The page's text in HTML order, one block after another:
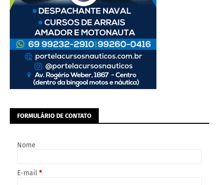
FORMULÁRIO DE CONTATO
Nome
E-mail *